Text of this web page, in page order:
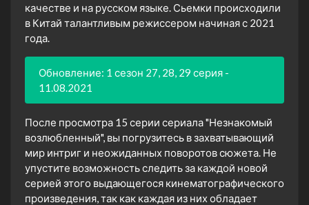
качестве и на русском языке. Сьемки происходили
в Китай талантливым режиссером начиная с 2021
года.
Обновление: 1 сезон 27, 28, 29 серия -
11.08.2021
После просмотра 15 серии сериала "Незнакомый
возлюбленный", вы погрузитесь в захватывающий
мир интриг и неожиданных поворотов сюжета. Не
упустите возможность следить за каждой новой
серией этого выдающегося кинематографического
произведения, так как каждая из них обладает